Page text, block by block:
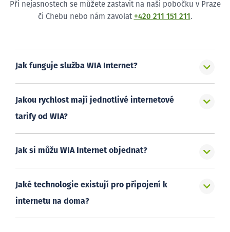
Při nejasnostech se můžete zastavit na naši pobočku v Praze
či Chebu nebo nám zavolat +420 211 151 211 .
Jak funguje služba WIA Internet?
Jakou rychlost mají jednotlivé internetové
tarify od WIA?
Jak si můžu WIA Internet objednat?
Jaké technologie existují pro připojení k
internetu na doma?